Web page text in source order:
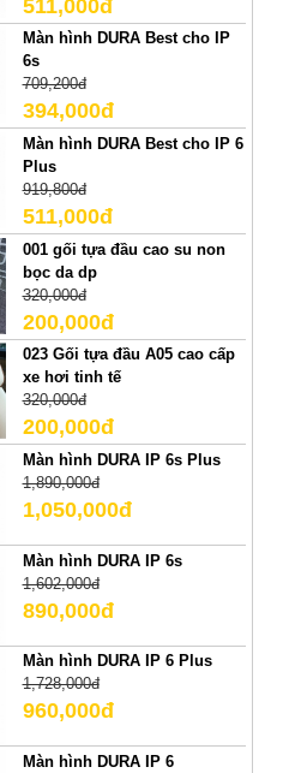
511,000đ
Màn hình DURA Best cho IP
6s
709,200đ
394,000đ
Màn hình DURA Best cho IP 6
Plus
919,800đ
511,000đ
001 gối tựa đầu cao su non
bọc da dp
320,000đ
200,000đ
023 Gối tựa đầu A05 cao cấp
xe hơi tinh tế
320,000đ
200,000đ
Màn hình DURA IP 6s Plus
1,890,000đ
1,050,000đ
Màn hình DURA IP 6s
1,602,000đ
890,000đ
Màn hình DURA IP 6 Plus
1,728,000đ
960,000đ
Màn hình DURA IP 6